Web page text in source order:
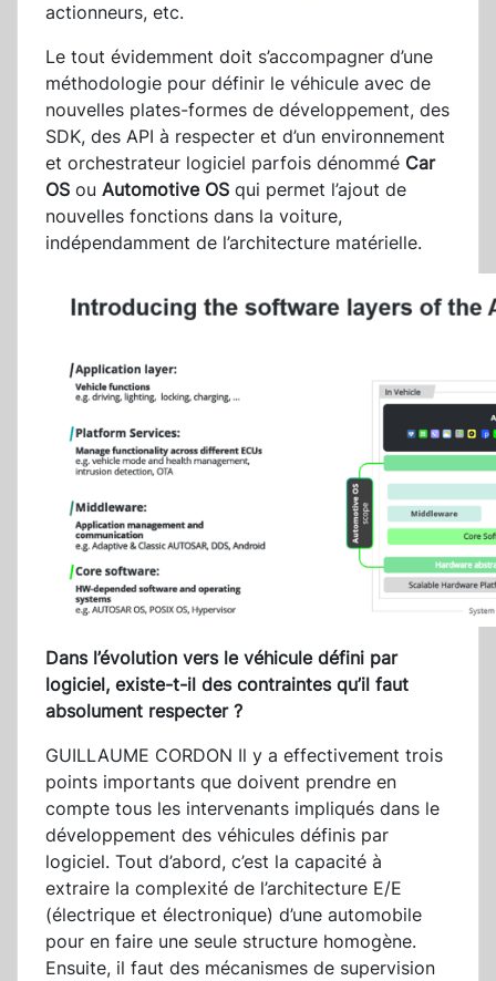
actionneurs, etc.
Le tout évidemment doit s’accompagner d’une
méthodologie pour définir le véhicule avec de
nouvelles plates-formes de développement, des
SDK, des API à respecter et d’un environnement
et orchestrateur logiciel parfois dénommé Car
OS ou Automotive OS qui permet l’ajout de
nouvelles fonctions dans la voiture,
indépendamment de l’architecture matérielle.
Dans l’évolution vers le véhicule défini par
logiciel, existe-t-il des contraintes qu’il faut
absolument respecter ?
GUILLAUME CORDON Il y a effectivement trois
points importants que doivent prendre en
compte tous les intervenants impliqués dans le
développement des véhicules définis par
logiciel. Tout d’abord, c’est la capacité à
extraire la complexité de l’architecture E/E
(électrique et électronique) d’une automobile
pour en faire une seule structure homogène.
Ensuite, il faut des mécanismes de supervision